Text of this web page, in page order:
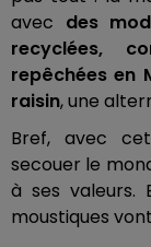
avec des
recyclées,
repêchées en
raisin, une
Bref, avec
secouer le
à ses valeurs.
moustiques